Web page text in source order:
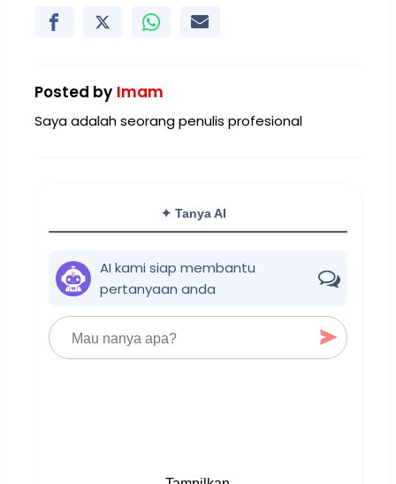
Posted by Imam
Saya adalah seorang penulis profesional
✦ Tanya AI
AI kami siap membantu
pertanyaan anda